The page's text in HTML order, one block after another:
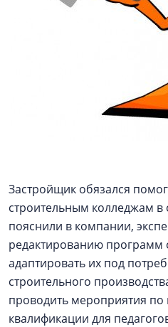
Застройщик обязался
строительным колледжам в
пояснили в компании,
редактированию программ
адаптировать их под
строительного
проводить мероприятия
квалификации для